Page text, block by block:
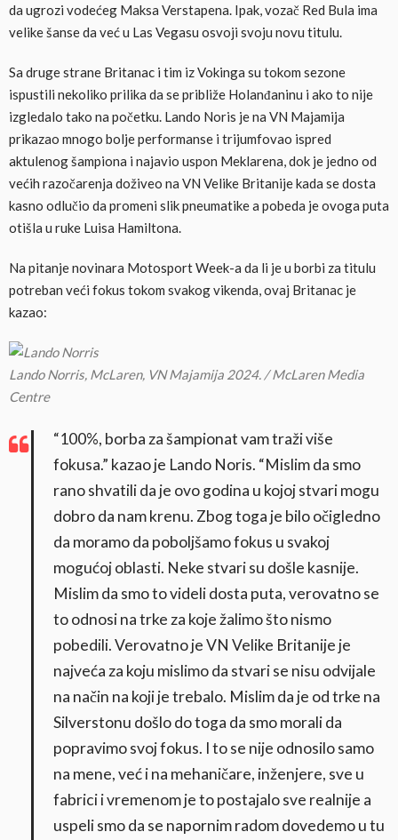
da ugrozi vodećeg Maksa Verstapena. Ipak, vozač Red Bula ima
velike šanse da već u Las Vegasu osvoji svoju novu titulu.
Sa druge strane Britanac i tim iz Vokinga su tokom sezone
ispustili nekoliko prilika da se približe Holanđaninu i ako to nije
izgledalo tako na početku. Lando Noris je na VN Majamija
prikazao mnogo bolje performanse i trijumfovao ispred
aktulenog šampiona i najavio uspon Meklarena, dok je jedno od
većih razočarenja doživeo na VN Velike Britanije kada se dosta
kasno odlučio da promeni slik pneumatike a pobeda je ovoga puta
otišla u ruke Luisa Hamiltona.
Na pitanje novinara Motosport Week-a da li je u borbi za titulu
potreban veći fokus tokom svakog vikenda, ovaj Britanac je
kazao:
Lando Norris, McLaren, VN Majamija 2024. / McLaren Media
Centre
“100%, borba za šampionat vam traži više
fokusa.” kazao je Lando Noris. “Mislim da smo
rano shvatili da je ovo godina u kojoj stvari mogu
dobro da nam krenu. Zbog toga je bilo očigledno
da moramo da poboljšamo fokus u svakoj
mogućoj oblasti. Neke stvari su došle kasnije.
Mislim da smo to videli dosta puta, verovatno se
to odnosi na trke za koje žalimo što nismo
pobedili. Verovatno je VN Velike Britanije je
najveća za koju mislimo da stvari se nisu odvijale
na način na koji je trebalo. Mislim da je od trke na
Silverstonu došlo do toga da smo morali da
popravimo svoj fokus. I to se nije odnosilo samo
na mene, već i na mehaničare, inženjere, sve u
fabrici i vremenom je to postajalo sve realnije a
uspeli smo da se napornim radom dovedemo u tu